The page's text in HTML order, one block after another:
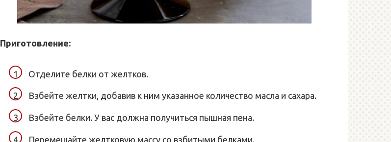
Приготовление:
Отделите белки от желтков.
Взбейте желтки, добавив к ним указанное количество масла и сахара.
Взбейте белки. У вас должна получиться пышная пена.
Перемешайте желтковую массу со взбитыми белками.